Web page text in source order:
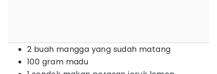
2 buah mangga yang sudah matang
100 gram madu